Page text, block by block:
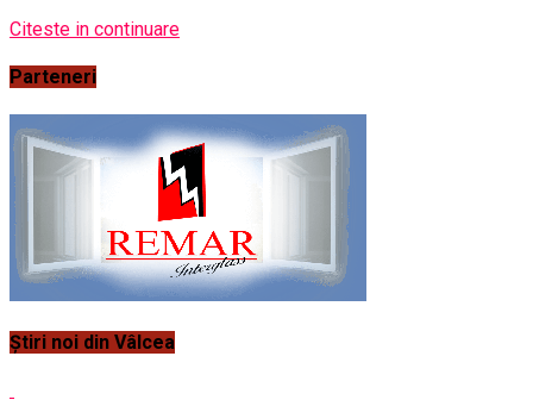
Citeste in continuare
Parteneri
Știri noi din Vâlcea